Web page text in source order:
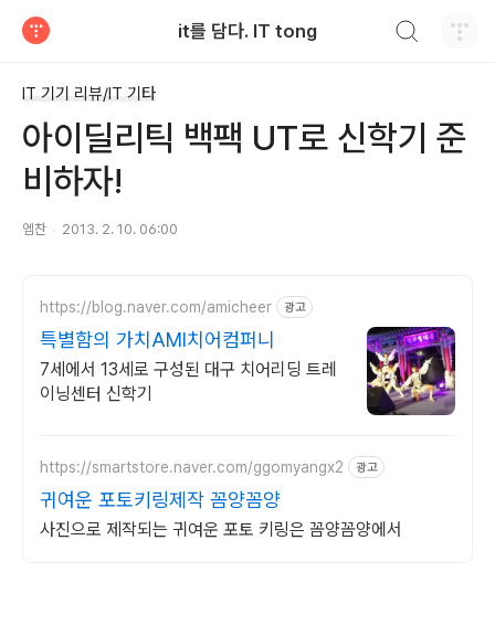
it를 담다. IT tong
IT 기기 리뷰/IT 기타
아이딜리틱 백팩 UT로 신학기 준
비하자!
엠찬 2013. 2. 10. 06:00
https://blog.naver.com/amicheer 광고
특별함의 가치AMI치어컴퍼니
7세에서 13세로 구성된 대구 치어리딩 트레
이닝센터 신학기
https://smartstore.naver.com/ggomyangx2 광고
귀여운 포토키링제작 꼼양꼼양
사진으로 제작되는 귀여운 포토 키링은 꼼양꼼양에서